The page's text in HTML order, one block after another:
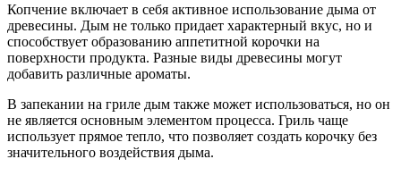
Копчение включает в себя активное использование дыма от
древесины. Дым не только придает характерный вкус, но и
способствует образованию аппетитной корочки на
поверхности продукта. Разные виды древесины могут
добавить различные ароматы.
В запекании на гриле дым также может использоваться, но он
не является основным элементом процесса. Гриль чаще
использует прямое тепло, что позволяет создать корочку без
значительного воздействия дыма.